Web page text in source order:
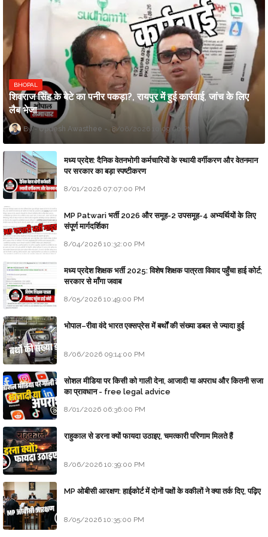
BHOPAL
शिवराज सिंह के बेटे का पनीर पकड़ा?, रायपुर में हुई कार्रवाई, जांच के लिए
लैब भेजा
Updesh Awasthee 8/06/2026 10:09:00 PM
मध्य प्रदेश: दैनिक वेतनभोगी कर्मचारियों के स्थायी वर्गीकरण और वेतनमान
पर सरकार का बड़ा स्पष्टीकरण
8/01/2026 07:07:00 PM
MP Patwari भर्ती 2026 और समूह-2 उपसमूह-4 अभ्यर्थियों के लिए
संपूर्ण मार्गदर्शिका
8/04/2026 10:32:00 PM
मध्य प्रदेश शिक्षक भर्ती 2025: विशेष शिक्षक पात्रता विवाद पहुँचा हाई कोर्ट;
सरकार से माँगा जवाब
8/05/2026 10:49:00 PM
भोपाल–रीवा वंदे भारत एक्सप्रेस में बर्थों की संख्या डबल से ज्यादा हुई
8/06/2026 09:14:00 PM
सोशल मीडिया पर किसी को गाली देना, आजादी या अपराध और कितनी सजा
का प्रावधान - free legal advice
8/01/2026 06:36:00 PM
राहुकाल से डरना क्यों फायदा उठाइए, चमत्कारी परिणाम मिलते हैं
8/06/2026 10:39:00 PM
MP ओबीसी आरक्षण: हाईकोर्ट में दोनों पक्षों के वकीलों ने क्या तर्क दिए, पढ़िए
8/05/2026 10:35:00 PM